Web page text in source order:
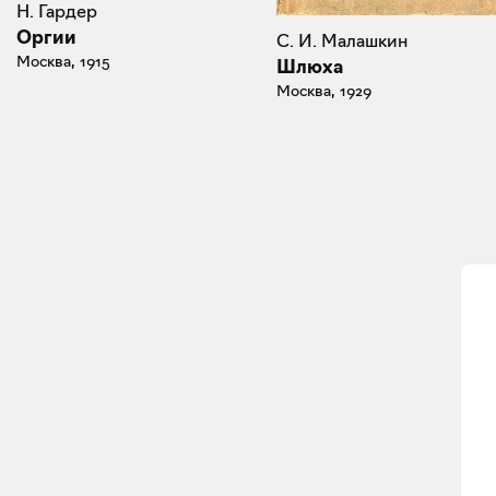
Н. Гардер
Оргии
Москва, 1915
С. И. Малашкин
Шлюха
Москва, 1929